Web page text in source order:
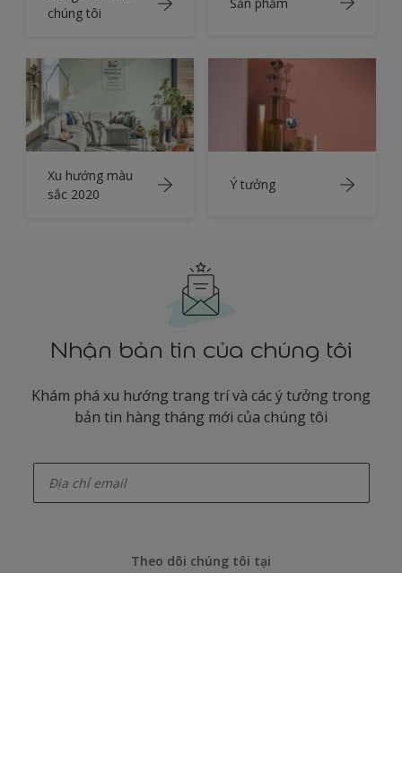
chúng tôi
Xu hướng màu
sắc 2020
Ý tưởng
Nhận bản tin của chúng tôi
Khám phá xu hướng trang trí và các ý tưởng trong
bản tin hàng tháng mới của chúng tôi
Theo dõi chúng tôi tại